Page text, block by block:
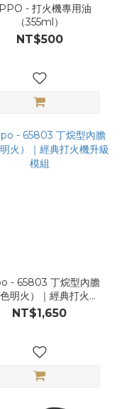
- 打火機專用油
（355ml）
NT$500
- 65803 丁烷型內膽
色明火）｜經典打火機
升級模組
NT$1,650